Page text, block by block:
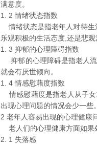
满意度。
1. 2 情绪状态指数
情绪状态是指老年人对待生
乐观积极的生活态度,还是悲观
1. 3 抑郁的心理障碍指数
抑郁的心理障碍是指老人流
就会有厌世倾向。
1. 4 情感慰藉度指数
情感慰藉度是指老人从子女
出现心理问题的情况会少一些。
2 老年人容易出现的心理健康
老人们的心理健康方面如果
2. 1 失落感